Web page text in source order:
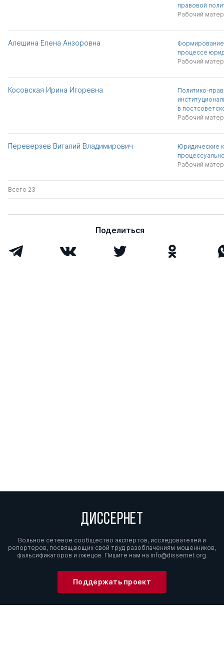
правовой
Рабочий
Алешина Елена Анзоровна
Формирование
процессе
Рабочий
Косовская Ирина Игоревна
Политико-
в
Рабочий
Переверзев Виталий Владимирович
Юридические
Рабочий
Всего 23
Поделиться
ДИССЕРНЕТ
Вольное сетевое сообщество экспертов, исследователей и
репортеров, посвящающих свой труд разоблачениям мошенников,
фальсификаторов и лжецов. Пишите нам на info@dissernet.org.
Поддержать проект